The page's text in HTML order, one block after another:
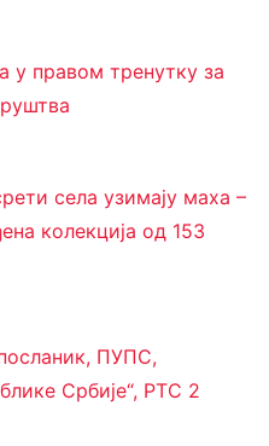
у правом тренутку за
села узимају маха –
колекција од 153
ПУПС,
Србије“, РТС 2